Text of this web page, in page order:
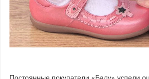
Постоянные покупатели «Балу» успели